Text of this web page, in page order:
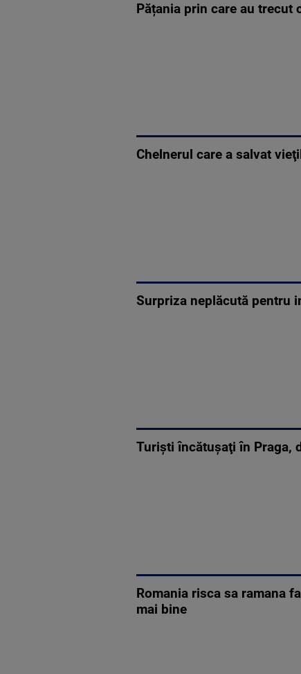
Pățania prin care au
Chelnerul care a salvat
Surpriza neplăcută pentru
Turişti încătuşaţi în Praga,
Romania risca sa ramana
mai bine